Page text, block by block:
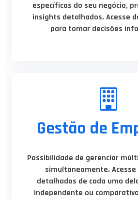
específicas do seu negócio,
insights detalhados. Acesse
para tomar decisões
Gestão de
Possibilidade de gerenciar
simultaneamente.
detalhados de cada uma
independente ou